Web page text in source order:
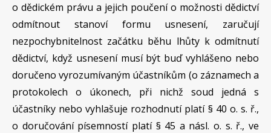
o dědickém právu a jejich poučení o možnosti dědictví
odmítnout stanoví formu usnesení, zaručují
nezpochybnitelnost začátku běhu lhůty k odmítnutí
dědictví, když usnesení musí být buď vyhlášeno nebo
doručeno vyrozumívaným účastníkům (o záznamech a
protokolech o úkonech, při nichž soud jedná s
účastníky nebo vyhlašuje rozhodnutí platí § 40 o. s. ř.,
o doručování písemností platí § 45 a násl. o. s. ř., ve